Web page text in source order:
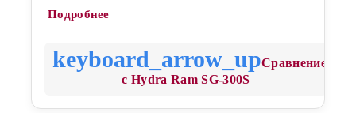
Подробнее
Сравнение
с Hydra Ram SG-300S